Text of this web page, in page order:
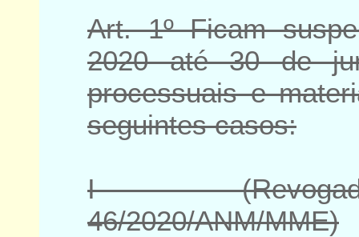
Art. 1º Ficam
2020 até 30 de
processuais e
seguintes casos:
I -
46/2020/ANM/MME)